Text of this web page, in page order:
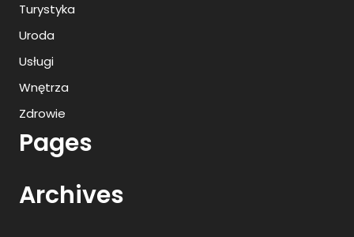
Turystyka
Uroda
Usługi
Wnętrza
Zdrowie
Pages
Archives